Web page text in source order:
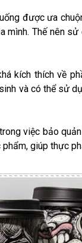
được ưa
mình. Thế nên sử
kích thích về
và có thể sử
việc bảo
giúp thực